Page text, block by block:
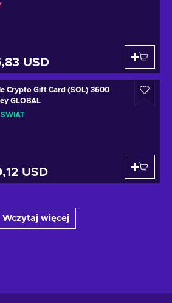
USD
Crypto Gift Card (SOL) 3600
GLOBAL
USD
Wczytaj więcej